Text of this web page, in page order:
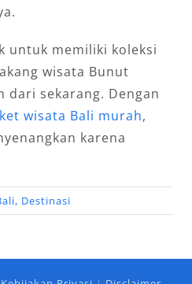
untuk memiliki koleksi
wisata Bunut
dari sekarang. Dengan
wisata Bali murah,
karena
, Destinasi